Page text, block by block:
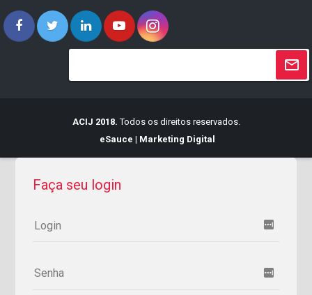
ACIJ 2018. Todos os direitos reservados.
eSauce | Marketing Digital
Faça seu login